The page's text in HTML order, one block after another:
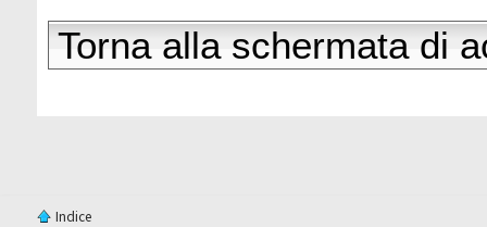
Torna alla schermata di
Indice